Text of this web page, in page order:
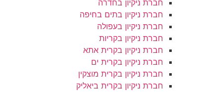
חברת ניקיון בחדרה
חברת ניקיון בתים בחיפה
חברת ניקיון בעפולה
חברת ניקיון בקריות
חברת ניקיון בקרית אתא
חברת ניקיון בקרית ים
חברת ניקיון בקרית מוצקין
חברת ניקיון בקרית ביאליק